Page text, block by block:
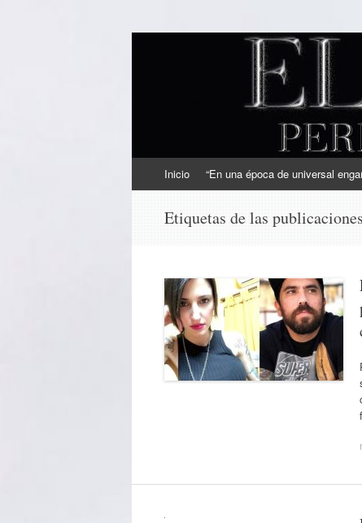
EL SINDICAL
Periodismo Inteligente
al
Inicio “En una época de universal
Etiquetas de las